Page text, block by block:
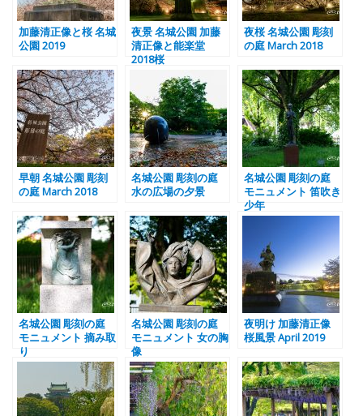
加藤清正像と桜 名城
公園 2019
夜景 名城公園 加藤
清正像と能楽堂
2018桜
夜桜 名城公園 彫刻
の庭 March 2018
早朝 名城公園 彫刻
の庭 March 2018
名城公園 彫刻の庭
水の広場の夕景
名城公園 彫刻の庭
モニュメント 笛吹き
少年
名城公園 彫刻の庭
モニュメント 摘み取
り
名城公園 彫刻の庭
モニュメント 女の胸
像
夜明け 加藤清正像
桜風景 April 2019